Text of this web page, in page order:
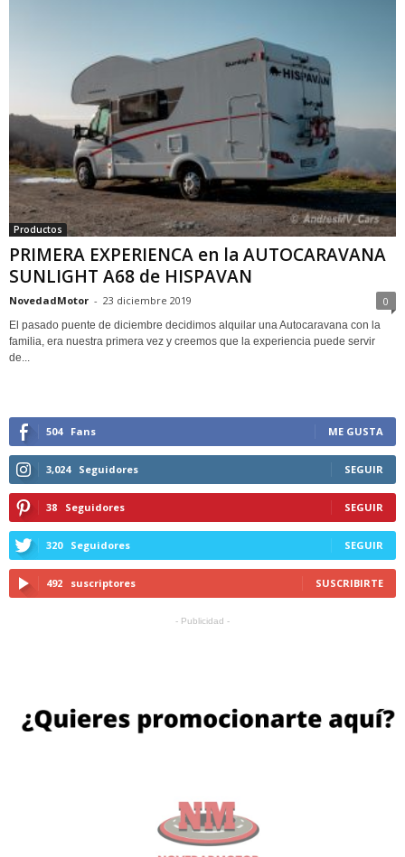
Productos
PRIMERA EXPERIENCA en la AUTOCARAVANA
SUNLIGHT A68 de HISPAVAN
NovedadMotor - 23 diciembre 2019 0
El pasado puente de diciembre decidimos alquilar una Autocaravana con la
familia, era nuestra primera vez y creemos que la experiencia puede servir
de...
504 Fans ME GUSTA
3,024 Seguidores SEGUIR
38 Seguidores SEGUIR
320 Seguidores SEGUIR
492 suscriptores SUSCRIBIRTE
- Publicidad -